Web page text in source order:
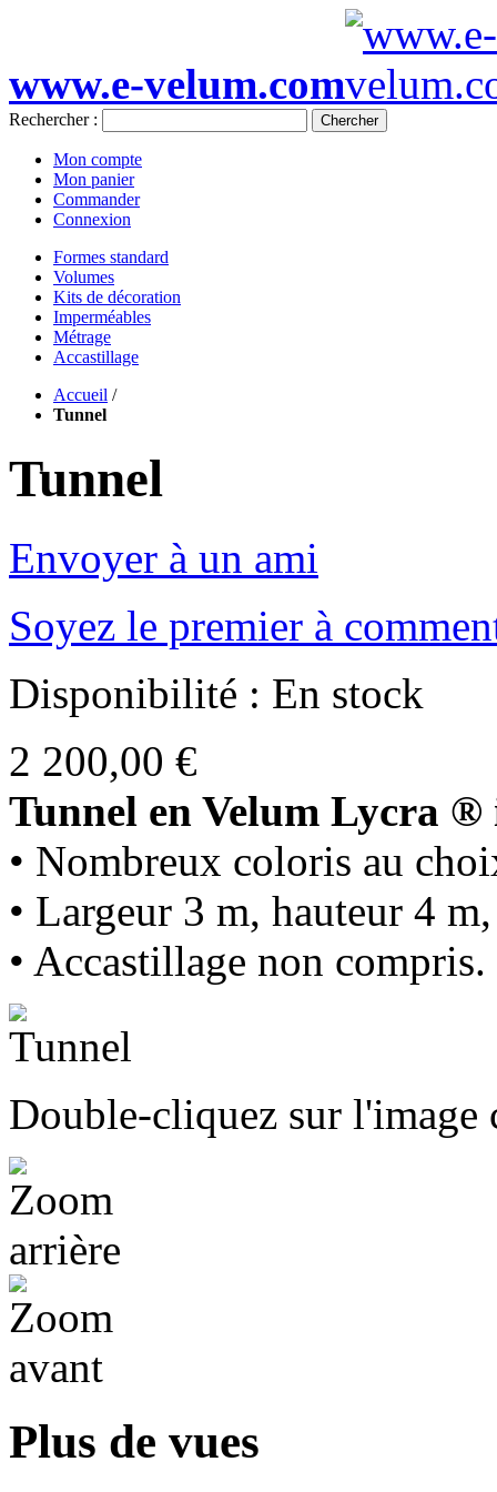
www.e-velum.com
Rechercher : Chercher
Mon compte
Mon panier
Commander
Connexion
Formes standard
Volumes
Kits de décoration
Imperméables
Métrage
Accastillage
Accueil /
Tunnel
Tunnel
Envoyer à un ami
Soyez le premier à
Disponibilité : En stock
2 200,00 €
Tunnel en Velum Lycra
• Nombreux coloris au
• Largeur 3 m, hauteur 4
• Accastillage non compris.
Double-cliquez sur l'image
Plus de vues